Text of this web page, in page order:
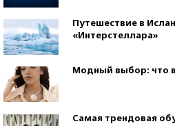
Путешествие в
«Интерстеллара»
Модный выбор: что
Самая трендовая